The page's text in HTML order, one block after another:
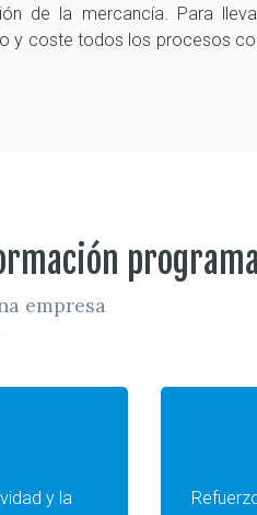
de la mercancía. Para
y coste todos los procesos
empresa
y la